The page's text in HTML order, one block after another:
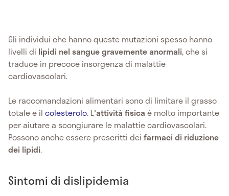
Gli individui che hanno queste mutazioni spesso hanno
livelli di lipidi nel sangue gravemente anormali, che si
traduce in precoce insorgenza di malattie
cardiovascolari.
Le raccomandazioni alimentari sono di limitare il grasso
totale e il colesterolo. L'attività fisica è molto importante
per aiutare a scongiurare le malattie cardiovascolari.
Possono anche essere prescritti dei farmaci di riduzione
dei lipidi.
Sintomi di dislipidemia